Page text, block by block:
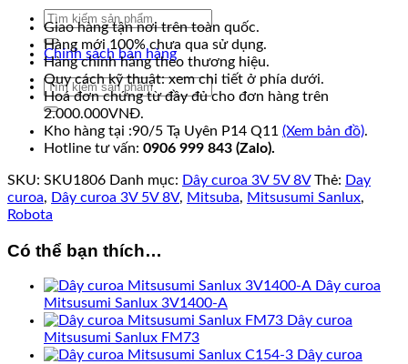
Tìm
kiếm:
Chính sách bán hàng
Tìm
kiếm:
Giao hàng tận nơi trên toàn quốc.
Hàng mới 100% chưa qua sử dụng.
Hàng chính hãng theo thương hiệu.
Quy cách kỹ thuật: xem chi tiết ở phía dưới.
Hoá đơn chứng từ đầy đủ cho đơn hàng trên
2.000.000VNĐ.
Kho hàng tại :90/5 Tạ Uyên P14 Q11 (Xem bản đồ).
Hotline tư vấn: 0906 999 843 (Zalo).
SKU: SKU1806 Danh mục: Dây curoa 3V 5V 8V Thẻ: Day
curoa, Dây curoa 3V 5V 8V, Mitsuba, Mitsusumi Sanlux,
Robota
Có thể bạn thích…
Dây curoa
Mitsusumi Sanlux 3V1400-A
Dây curoa
Mitsusumi Sanlux FM73
Dây curoa